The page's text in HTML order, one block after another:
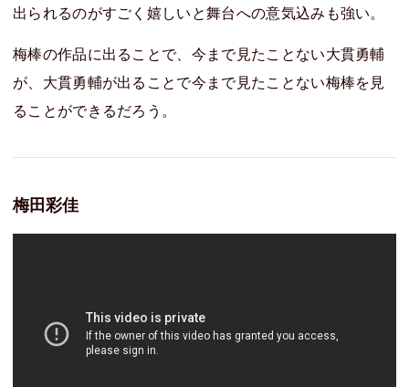
出られるのがすごく嬉しいと舞台への意気込みも強い。
梅棒の作品に出ることで、今まで見たことない大貫勇輔
が、大貫勇輔が出ることで今まで見たことない梅棒を見
ることができるだろう。
梅田彩佳